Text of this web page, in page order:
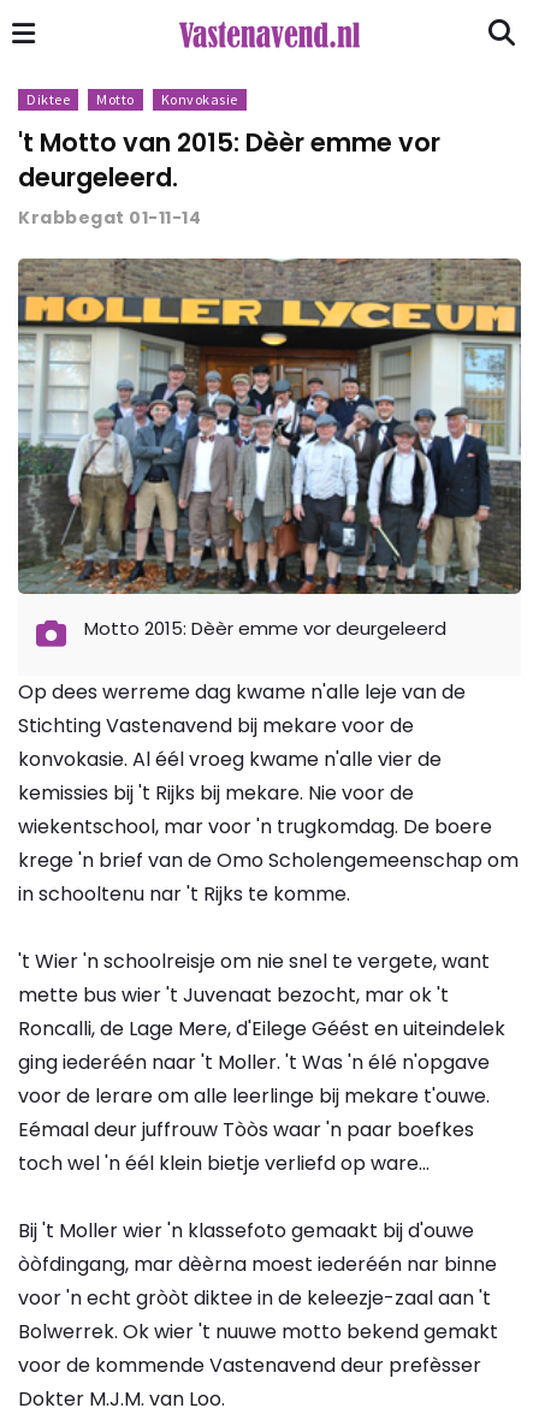
Diktee Motto Konvokasie
't Motto van 2015: Dèèr emme vor
deurgeleerd.
Krabbegat 01-11-14
Motto 2015: Dèèr emme vor deurgeleerd
Op dees werreme dag kwame n'alle leje van de
Stichting Vastenavend bij mekare voor de
konvokasie. Al éél vroeg kwame n'alle vier de
kemissies bij 't Rijks bij mekare. Nie voor de
wiekentschool, mar voor 'n trugkomdag. De boere
krege 'n brief van de Omo Scholengemeenschap om
in schooltenu nar 't Rijks te komme.
't Wier 'n schoolreisje om nie snel te vergete, want
mette bus wier 't Juvenaat bezocht, mar ok 't
Roncalli, de Lage Mere, d'Eilege Géést en uiteindelek
ging iederéén naar 't Moller. 't Was 'n élé n'opgave
voor de lerare om alle leerlinge bij mekare t'ouwe.
Eémaal deur juffrouw Tòòs waar 'n paar boefkes
toch wel 'n éél klein bietje verliefd op ware...
Bij 't Moller wier 'n klassefoto gemaakt bij d'ouwe
òòfdingang, mar dèèrna moest iederéén nar binne
voor 'n echt gròòt diktee in de keleezje-zaal aan 't
Bolwerrek. Ok wier 't nuuwe motto bekend gemakt
voor de kommende Vastenavend deur prefèsser
Dokter M.J.M. van Loo.